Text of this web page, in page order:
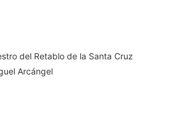
del Retablo de la Santa Cruz
Arcángel